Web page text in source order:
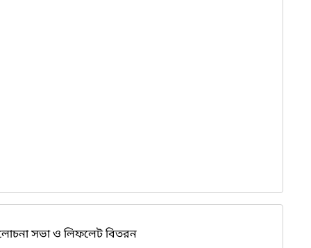
সভা ও লিফলেট বিতরন